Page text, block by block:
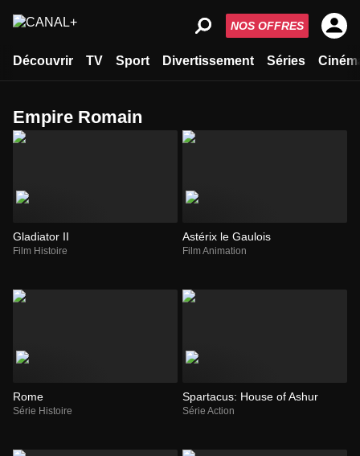
Découvrir TV Sport Divertissement Séries
NOS OFFRES
Empire Romain
Gladiator II
Film Histoire
Astérix le Gaulois
Film Animation
Rome
Série Histoire
Spartacus: House of Ashur
Série Action